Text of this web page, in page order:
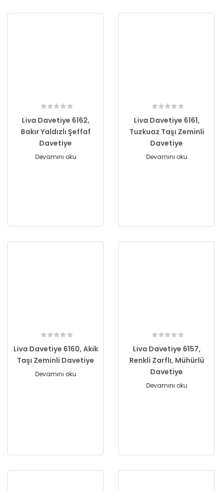
Liva Davetiye 6162,
Bakır Yaldızlı Şeffaf
Davetiye
Devamını oku
Liva Davetiye 6161,
Tuzkuaz Taşı Zeminli
Davetiye
Devamını oku
Liva Davetiye 6160, Akik
Taşı Zeminli Davetiye
Devamını oku
Liva Davetiye 6157,
Renkli Zarflı, Mühürlü
Davetiye
Devamını oku